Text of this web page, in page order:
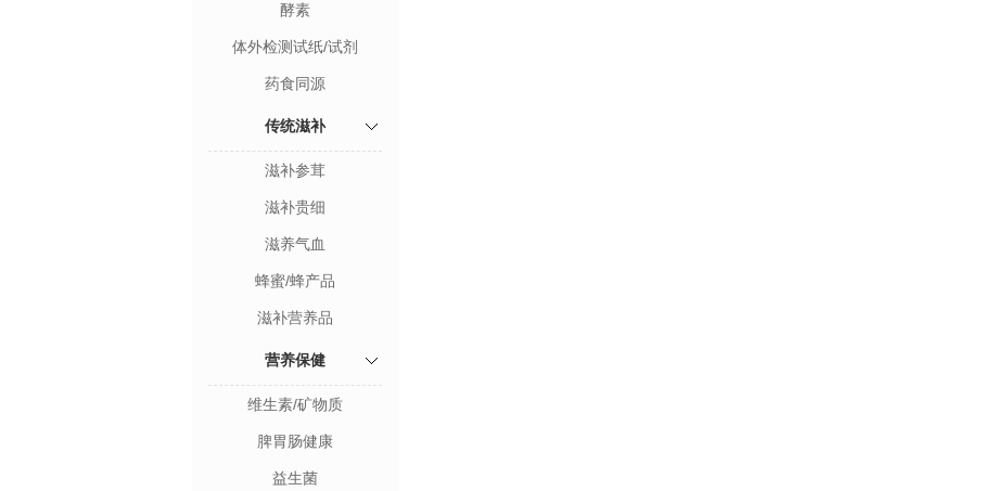
酵素
体外检测试纸/试剂
药食同源
传统滋补
滋补参茸
滋补贵细
滋养气血
蜂蜜/蜂产品
滋补营养品
营养保健
维生素/矿物质
脾胃肠健康
益生菌